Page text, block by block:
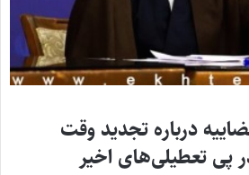
درباره تجدید وقت
پی تعطیلی‌های اخیر